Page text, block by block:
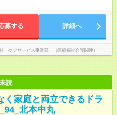
募する 詳細へ
ケアサービス事業部 （医療福祉介護関連）
未読
く家庭と両立できるドラ
北本中丸